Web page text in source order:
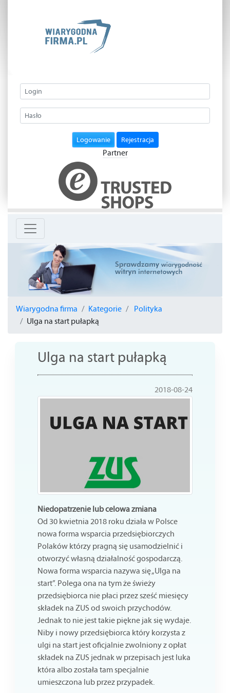
Logowanie Rejestracja
Partner
Wiarygodna firma Kategorie
Polityka
Ulga na start pułapką
Ulga na start pułapką
2018-08-24
Niedopatrzenie lub celowa zmiana
Od 30 kwietnia 2018 roku działa w Polsce
nowa forma wsparcia przedsiębiorczych
Polaków którzy pragną się usamodzielnić i
otworzyć własną działalność gospodarczą.
Nowa forma wsparcia nazywa się „Ulga na
start”. Polega ona na tym że świeży
przedsiębiorca nie płaci przez sześć miesięcy
składek na ZUS od swoich przychodów.
Jednak to nie jest takie piękne jak się wydaje.
Niby i nowy przedsiębiorca który korzysta z
ulgi na start jest oficjalnie zwolniony z opłat
składek na ZUS jednak w przepisach jest luka
która albo została tam specjalnie
umieszczona lub przez przypadek.